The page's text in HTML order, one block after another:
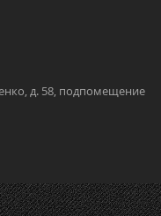
д. 58, подпомещение